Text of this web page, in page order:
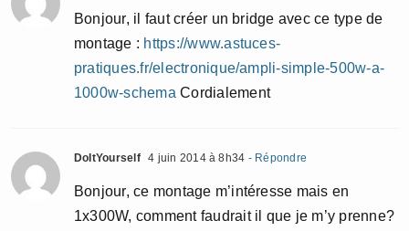
Bonjour, il faut créer un bridge avec ce type de
montage : https://www.astuces-
pratiques.fr/electronique/ampli-simple-500w-a-
1000w-schema Cordialement
DoItYourself 4 juin 2014 à 8h34 - Répondre
Bonjour, ce montage m’intéresse mais en
1x300W, comment faudrait il que je m’y prenne?